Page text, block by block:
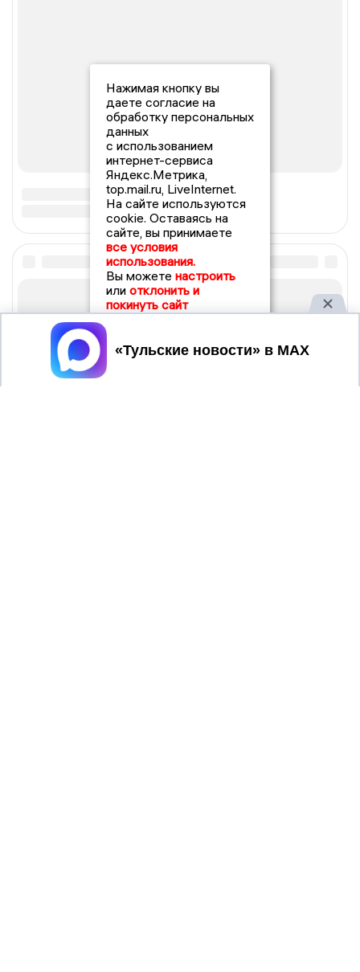
Нажимая кнопку вы
даете согласие на
обработку персональных
данных
с использованием
интернет-сервиса
Яндекс.Метрика,
top.mail.ru, LiveInternet.
На сайте используются
cookie. Оставаясь на
сайте, вы принимаете
все условия
использования.
Вы можете настроить
или отклонить и
покинуть сайт
Принять